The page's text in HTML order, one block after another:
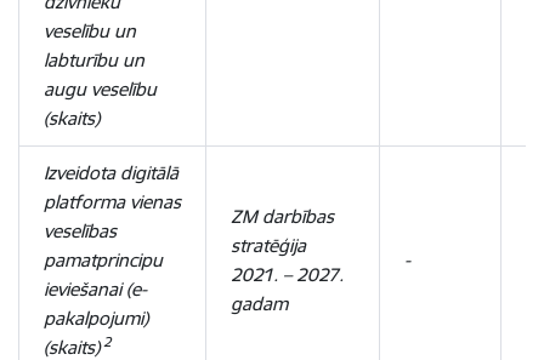
veselību un
labturību un
augu veselību
(skaits)
Izveidota digitālā
platforma vienas
veselības
pamatprincipu
ieviešanai (e-
pakalpojumi)
(skaits)2
ZM darbības
stratēģija
2021. – 2027.
gadam
-